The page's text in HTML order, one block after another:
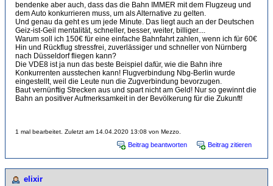
bendenke aber auch, dass das die Bahn IMMER mit dem Flugzeug und
dem Auto konkurrieren muss, um als Alternative zu gelten.
Und genau da geht es um jede Minute. Das liegt auch an der Deutschen
Geiz-ist-Geil mentalität, schneller, besser, weiter, billiger....
Warum soll ich 150€ für eine einfache Bahnfahrt zahlen, wenn ich für 60€
Hin und Rückflug stressfrei, zuverlässiger und schneller von Nürnberg
nach Düsseldorf fliegen kann?
Die VDE8 ist ja nun das beste Beispiel dafür, wie die Bahn ihre
Konkurrenten ausstechen kann! Flugverbindung Nbg-Berlin wurde
eingestellt, weil die Leute nun die Zugverbindung bevorzugen.
Baut vernünftig Strecken aus und spart nicht am Geld! Nur so gewinnt die
Bahn an positiver Aufmerksamkeit in der Bevölkerung für die Zukunft!
1 mal bearbeitet. Zuletzt am 14.04.2020 13:08 von Mezzo.
Beitrag beantworten Beitrag zitieren
elixir